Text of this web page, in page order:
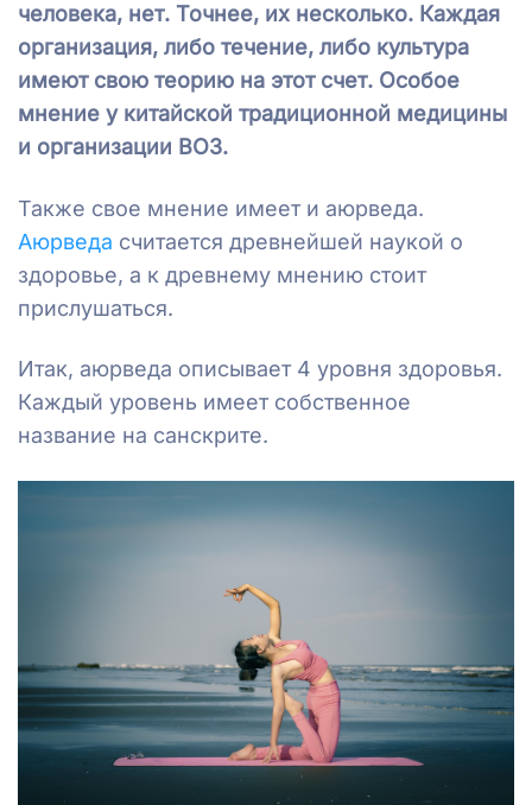
человека, нет. Точнее, их несколько. Каждая
организация, либо течение, либо культура
имеют свою теорию на этот счет. Особое
мнение у китайской традиционной медицины
и организации ВОЗ.
Также свое мнение имеет и аюрведа.
Аюрведа считается древнейшей наукой о
здоровье, а к древнему мнению стоит
прислушаться.
Итак, аюрведа описывает 4 уровня здоровья.
Каждый уровень имеет собственное
название на санскрите.